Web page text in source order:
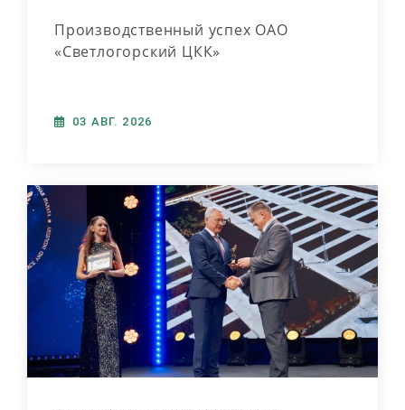
Производственный успех ОАО
«Светлогорский ЦКК»
03 АВГ. 2026